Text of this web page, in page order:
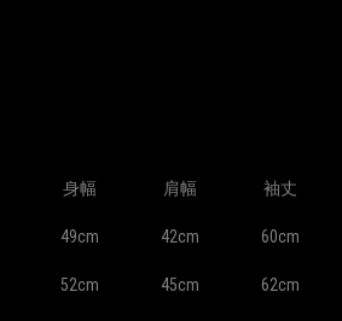
身幅 肩幅 袖丈
49cm 42cm 60cm
52cm 45cm 62cm